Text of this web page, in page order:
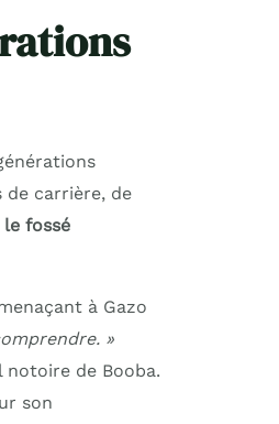
de carrière, de
le fossé
à Gazo
»
de Booba.
son